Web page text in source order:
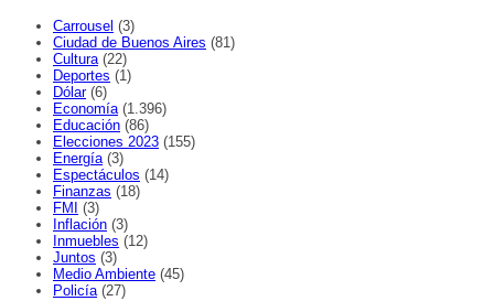
Carrousel (3)
Ciudad de Buenos Aires (81)
Cultura (22)
Deportes (1)
Dólar(6)
Economía (1.396)
Educación (86)
Elecciones 2023 (155)
Energía (3)
Espectáculos (14)
Finanzas (18)
FMI
(3)
Inflación (3)
Inmuebles (12)
Juntos (3)
Medio Ambiente (45)
Policía (27)